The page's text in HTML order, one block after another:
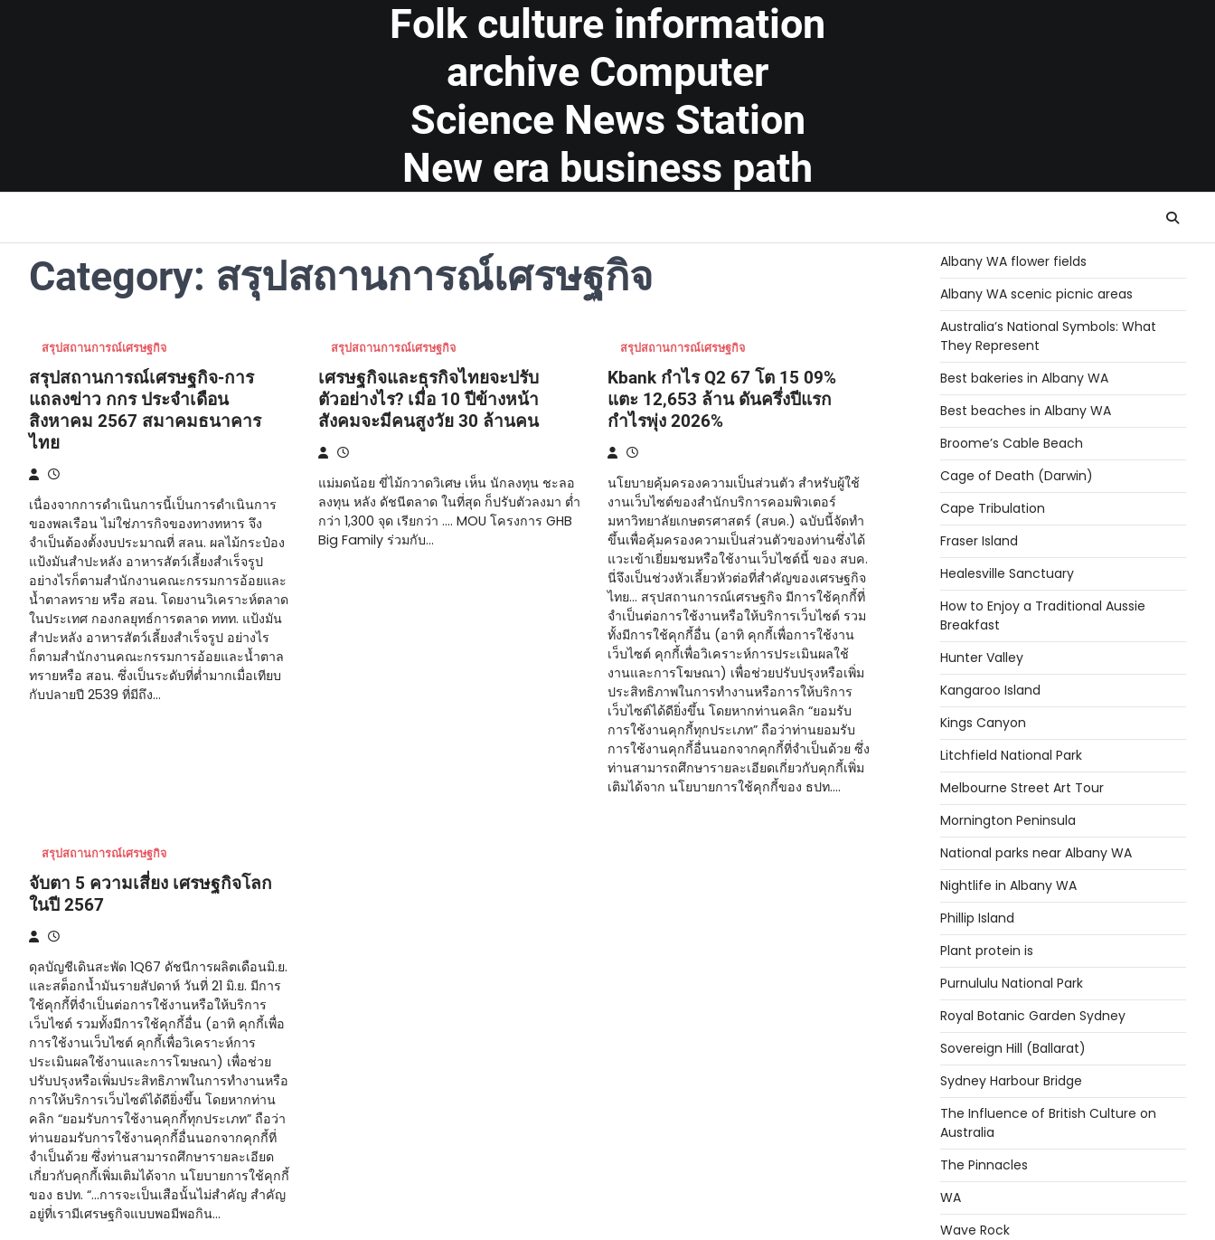
Folk culture information
archive Computer
Science News Station
New era business path
Category: สรุปสถานการณ์เศรษฐกิจ
สรุปสถานการณ์เศรษฐกิจ
สรุปสถานการณ์เศรษฐกิจ-การ
แถลงข่าว กกร ประจำเดือน
สิงหาคม 2567 สมาคมธนาคาร
ไทย
เนื่องจากการดำเนินการนี้เป็นการดำเนินการ
ของพลเรือน ไม่ใช่ภารกิจของทางทหาร จึง
จำเป็นต้องตั้งงบประมาณที่ สลน. ผลไม้กระป๋อง
แป้งมันสำปะหลัง อาหารสัตว์เลี้ยงสำเร็จรูป
อย่างไรก็ตามสำนักงานคณะกรรมการอ้อยและ
น้ำตาลทราย หรือ สอน. โดยงานวิเคราะห์ตลาด
ในประเทศ กองกลยุทธ์การตลาด ททท. แป้งมัน
สำปะหลัง อาหารสัตว์เลี้ยงสำเร็จรูป อย่างไร
ก็ตามสำนักงานคณะกรรมการอ้อยและน้ำตาล
ทรายหรือ สอน. ซึ่งเป็นระดับที่ต่ำมากเมื่อเทียบ
กับปลายปี 2539 ที่มีถึง…
สรุปสถานการณ์เศรษฐกิจ
เศรษฐกิจและธุรกิจไทยจะปรับ
ตัวอย่างไร? เมื่อ 10 ปีข้างหน้า
สังคมจะมีคนสูงวัย 30 ล้านคน
แม่มดน้อย ขี่ไม้กวาดวิเศษ เห็น นักลงทุน ชะลอ
ลงทุน หลัง ดัชนีตลาด ในที่สุด ก็ปรับตัวลงมา ต่ำ
กว่า 1,300 จุด เรียกว่า …. MOU โครงการ GHB
Big Family ร่วมกับ…
สรุปสถานการณ์เศรษฐกิจ
Kbank กำไร Q2 67 โต 15 09%
แตะ 12,653 ล้าน ดันครึ่งปีแรก
กำไรพุ่ง 2026%
นโยบายคุ้มครองความเป็นส่วนตัว สำหรับผู้ใช้
งานเว็บไซต์ของสำนักบริการคอมพิวเตอร์
มหาวิทยาลัยเกษตรศาสตร์ (สบค.) ฉบับนี้จัดทำ
ขึ้นเพื่อคุ้มครองความเป็นส่วนตัวของท่านซึ่งได้
แวะเข้าเยี่ยมชมหรือใช้งานเว็บไซต์นี้ ของ สบค.
นี่จึงเป็นช่วงหัวเลี้ยวหัวต่อที่สำคัญของเศรษฐกิจ
ไทย… สรุปสถานการณ์เศรษฐกิจ มีการใช้คุกกี้ที่
จำเป็นต่อการใช้งานหรือให้บริการเว็บไซต์ รวม
ทั้งมีการใช้คุกกี้อื่น (อาทิ คุกกี้เพื่อการใช้งาน
เว็บไซต์ คุกกี้เพื่อวิเคราะห์การประเมินผลใช้
งานและการโฆษณา) เพื่อช่วยปรับปรุงหรือเพิ่ม
ประสิทธิภาพในการทำงานหรือการให้บริการ
เว็บไซต์ได้ดียิ่งขึ้น โดยหากท่านคลิก “ยอมรับ
การใช้งานคุกกี้ทุกประเภท” ถือว่าท่านยอมรับ
การใช้งานคุกกี้อื่นนอกจากคุกกี้ที่จำเป็นด้วย ซึ่ง
ท่านสามารถศึกษารายละเอียดเกี่ยวกับคุกกี้เพิ่ม
เติมได้จาก นโยบายการใช้คุกกี้ของ ธปท.…
สรุปสถานการณ์เศรษฐกิจ
จับตา 5 ความเสี่ยง เศรษฐกิจโลก
ในปี 2567
ดุลบัญชีเดินสะพัด 1Q67 ดัชนีการผลิตเดือนมิ.ย.
และสต็อกน้ำมันรายสัปดาห์ วันที่ 21 มิ.ย. มีการ
ใช้คุกกี้ที่จำเป็นต่อการใช้งานหรือให้บริการ
เว็บไซต์ รวมทั้งมีการใช้คุกกี้อื่น (อาทิ คุกกี้เพื่อ
การใช้งานเว็บไซต์ คุกกี้เพื่อวิเคราะห์การ
ประเมินผลใช้งานและการโฆษณา) เพื่อช่วย
ปรับปรุงหรือเพิ่มประสิทธิภาพในการทำงานหรือ
การให้บริการเว็บไซต์ได้ดียิ่งขึ้น โดยหากท่าน
คลิก “ยอมรับการใช้งานคุกกี้ทุกประเภท” ถือว่า
ท่านยอมรับการใช้งานคุกกี้อื่นนอกจากคุกกี้ที่
จำเป็นด้วย ซึ่งท่านสามารถศึกษารายละเอียด
เกี่ยวกับคุกกี้เพิ่มเติมได้จาก นโยบายการใช้คุกกี้
ของ ธปท. “…การจะเป็นเสือนั้นไม่สำคัญ สำคัญ
อยู่ที่เรามีเศรษฐกิจแบบพอมีพอกิน…
Albany WA flower fields
Albany WA scenic picnic areas
Australia’s National Symbols: What
They Represent
Best bakeries in Albany WA
Best beaches in Albany WA
Broome’s Cable Beach
Cage of Death (Darwin)
Cape Tribulation
Fraser Island
Healesville Sanctuary
How to Enjoy a Traditional Aussie
Breakfast
Hunter Valley
Kangaroo Island
Kings Canyon
Litchfield National Park
Melbourne Street Art Tour
Mornington Peninsula
National parks near Albany WA
Nightlife in Albany WA
Phillip Island
Plant protein is
Purnululu National Park
Royal Botanic Garden Sydney
Sovereign Hill (Ballarat)
Sydney Harbour Bridge
The Influence of British Culture on
Australia
The Pinnacles
WA
Wave Rock